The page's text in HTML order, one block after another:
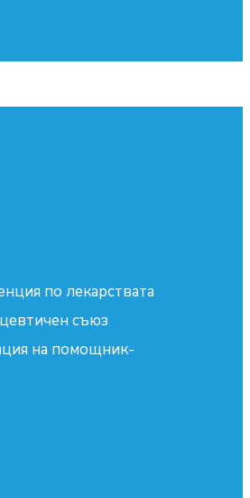
по лекарствата
съюз
на помощник-